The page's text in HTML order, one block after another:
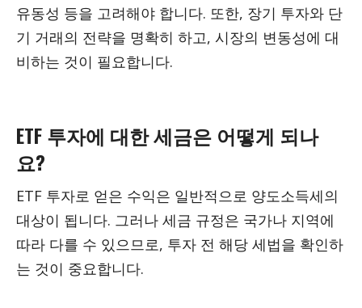
유동성 등을 고려해야 합니다. 또한, 장기 투자와 단
기 거래의 전략을 명확히 하고, 시장의 변동성에 대
비하는 것이 필요합니다.
ETF 투자에 대한 세금은 어떻게 되나
요?
ETF 투자로 얻은 수익은 일반적으로 양도소득세의
대상이 됩니다. 그러나 세금 규정은 국가나 지역에
따라 다를 수 있으므로, 투자 전 해당 세법을 확인하
는 것이 중요합니다.